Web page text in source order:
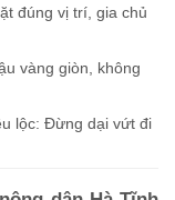
đúng vị trí, gia chủ
vàng giòn, không
lộc: Đừng dại vứt đi